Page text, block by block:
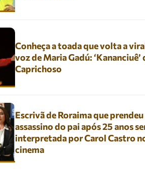
Conheça a toada que volta a
voz de Maria Gadú: ‘Kananciuê’
Caprichoso
Escrivã de Roraima que prendeu
assassino do pai após 25 anos
interpretada por Carol Castro
cinema